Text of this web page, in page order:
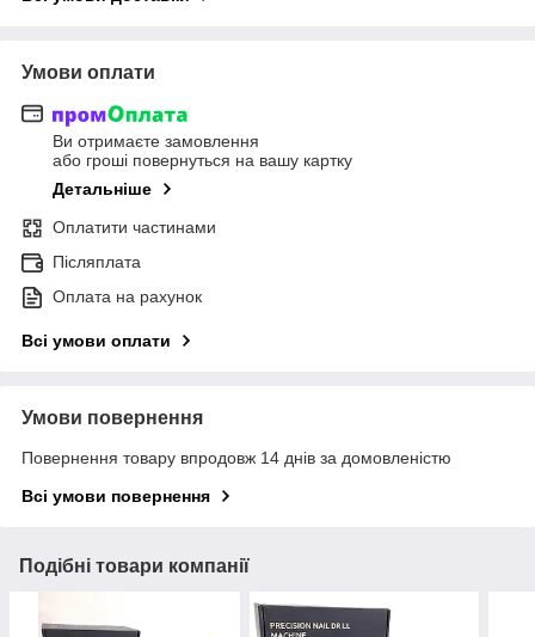
Умови оплати
Ви отримаєте замовлення
або гроші повернуться на вашу картку
Детальніше
Оплатити частинами
Післяплата
Оплата на рахунок
Всі умови оплати
Умови повернення
Повернення товару впродовж 14 днів за домовленістю
Всі умови повернення
Подібні товари компанії